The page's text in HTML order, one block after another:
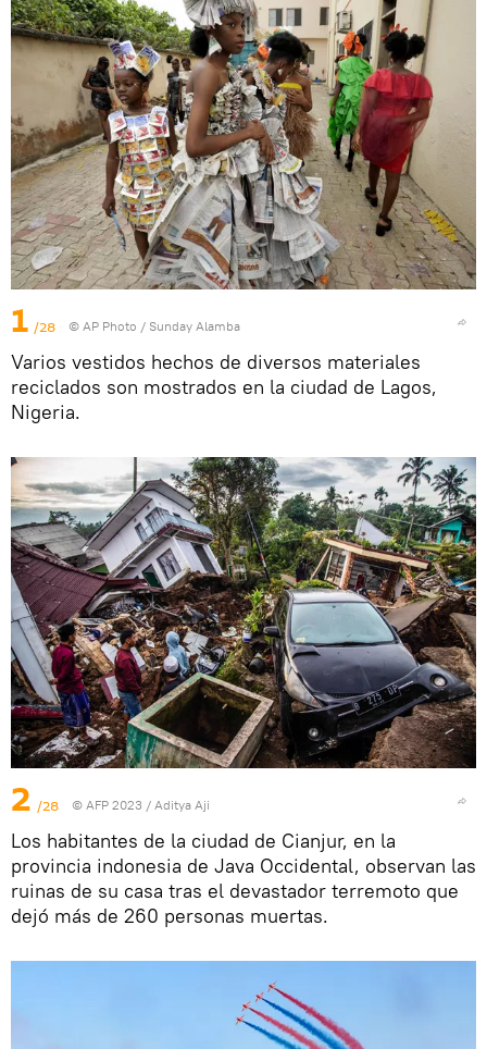
1 /28 © AP Photo / Sunday Alamba
Varios vestidos hechos de diversos materiales
reciclados son mostrados en la ciudad de Lagos,
Nigeria.
2 /28 © AFP 2023 / Aditya Aji
Los habitantes de la ciudad de Cianjur, en la
provincia indonesia de Java Occidental, observan las
ruinas de su casa tras el devastador terremoto que
dejó más de 260 personas muertas.